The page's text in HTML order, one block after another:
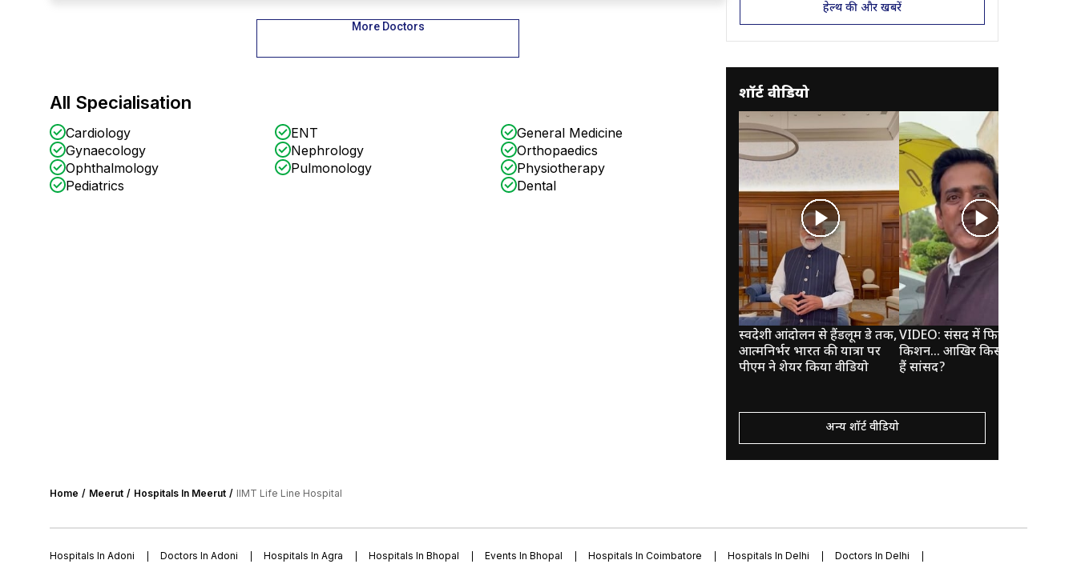
More Doctors
All Specialisation
Cardiology ENT
General Medicine
Gynaecology
Nephrology
Orthopaedics
Ophthalmology
Pulmonology
Physiotherapy
Pediatrics
Dental
हेल्थ की और खबरें
शॉर्ट वीडियो
स्वदेशी आंदोलन से हैंडलूम डे तक,
आत्मनिर्भर भारत की यात्रा पर
पीएम ने शेयर किया वीडियो
VIDEO: संसद में फिर चुप रहे रवि
किशन... आखिर किस सोच में डूबे
हैं सांसद?
अन्य शॉर्ट वीडियो
Home Meerut Hospitals In Meerut IIMT Life Line Hospital
Hospitals In Adoni Doctors In Adoni Hospitals In Agra Hospitals In Bhopal Events In Bhopal Hospitals In Coimbatore Hospitals In Delhi Doctors In Delhi